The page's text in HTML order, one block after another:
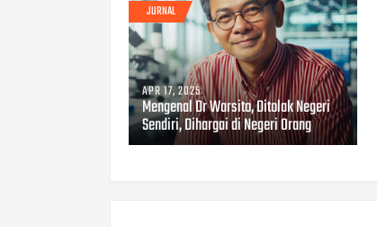
JURNAL
APR 17, 2025
Mengenal Dr Warsito, Ditolak Negeri
Sendiri, Dihargai di Negeri Orang